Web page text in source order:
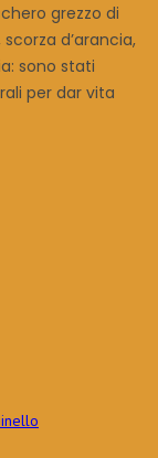
grezzo di
d’arancia,
sono stati
per dar vita